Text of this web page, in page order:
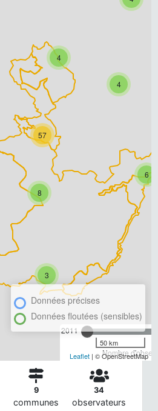
6
4
3
8
4
57
2011
Nombre
Données précises
Données floutées (sensibles)
50 km
Leaflet | © OpenStreetMap
9
communes
34
observateurs